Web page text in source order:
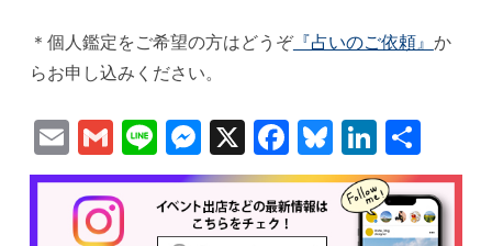
＊個人鑑定をご希望の方はどうぞ『占いのご依頼』 か
らお申し込みください。
EmailGmail
LineMessenger
X Facebook
Bluesky
共
有